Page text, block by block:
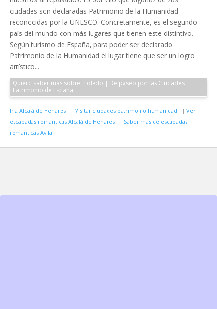
ciudades son declaradas Patrimonio de la Humanidad
reconocidas por la UNESCO. Concretamente, es el segundo
país del mundo con más lugares que tienen este distintivo.
Según turismo de España, para poder ser declarado
Patrimonio de la Humanidad el lugar tiene que ser un logro
artístico...
Quiero saber más sobre: Toledo | De paseo por las Ciudades
Patrimonio de España
Ir a Alcalá de Henares | Visitar ciudades patrimonio humanidad | Ver
escapadas románticas Alcalá de Henares
| Saber más de escapadas
románticas Avila